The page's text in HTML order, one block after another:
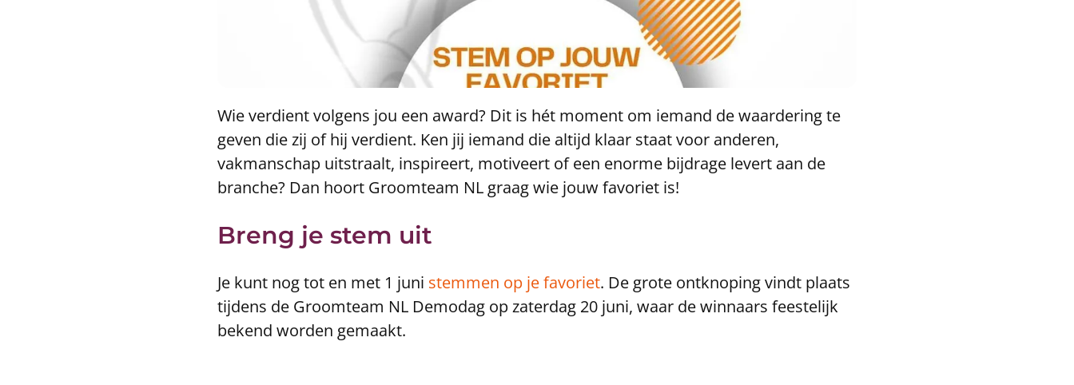
Wie verdient volgens jou een award? Dit is hét moment om iemand de waardering te
geven die zij of hij verdient. Ken jij iemand die altijd klaar staat voor anderen,
vakmanschap uitstraalt, inspireert, motiveert of een enorme bijdrage levert aan de
branche? Dan hoort Groomteam NL graag wie jouw favoriet is!
Breng je stem uit
Je kunt nog tot en met 1 juni stemmen op je favoriet. De grote ontknoping vindt plaats
tijdens de Groomteam NL Demodag op zaterdag 20 juni, waar de winnaars feestelijk
bekend worden gemaakt.